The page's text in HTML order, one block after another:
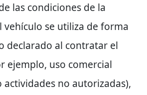
las condiciones de la
vehículo se utiliza de forma
declarado al contratar el
ejemplo, uso comercial
no autorizadas),